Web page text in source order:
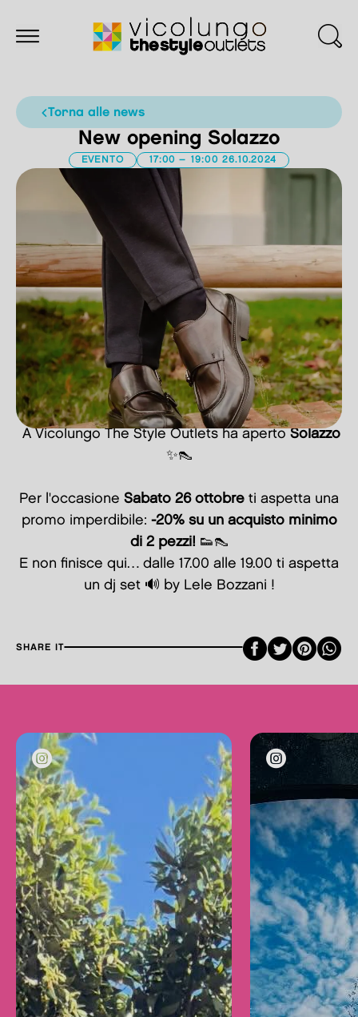
torna alle news
New opening Solazzo
EVENTO 17:00 – 19:00 26.10.2024
A Vicolungo The Style Outlets ha aperto Solazzo
✨👠
Per l'occasione Sabato 26 ottobre ti aspetta una
promo imperdibile: -20% su un acquisto minimo
di 2 pezzi! 👟👠
E non finisce qui… dalle 17.00 alle 19.00 ti aspetta
un dj set 🔊 by Lele Bozzani !
SHARE IT